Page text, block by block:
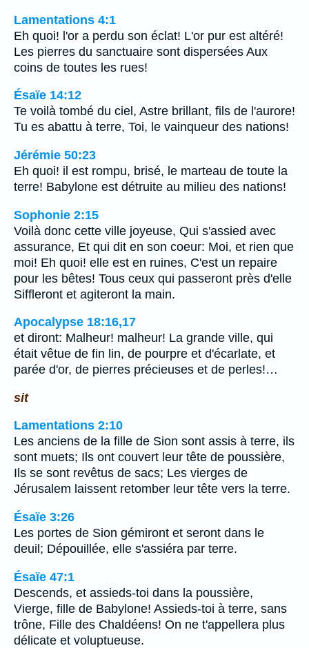
Lamentations 4:1
Eh quoi! l'or a perdu son éclat! L'or pur est altéré!
Les pierres du sanctuaire sont dispersées Aux
coins de toutes les rues!
Ésaïe 14:12
Te voilà tombé du ciel, Astre brillant, fils de l'aurore!
Tu es abattu à terre, Toi, le vainqueur des nations!
Jérémie 50:23
Eh quoi! il est rompu, brisé, le marteau de toute la
terre! Babylone est détruite au milieu des nations!
Sophonie 2:15
Voilà donc cette ville joyeuse, Qui s'assied avec
assurance, Et qui dit en son coeur: Moi, et rien que
moi! Eh quoi! elle est en ruines, C'est un repaire
pour les bêtes! Tous ceux qui passeront près d'elle
Siffleront et agiteront la main.
Apocalypse 18:16,17
et diront: Malheur! malheur! La grande ville, qui
était vêtue de fin lin, de pourpre et d'écarlate, et
parée d'or, de pierres précieuses et de perles!…
sit
Lamentations 2:10
Les anciens de la fille de Sion sont assis à terre, ils
sont muets; Ils ont couvert leur tête de poussière,
Ils se sont revêtus de sacs; Les vierges de
Jérusalem laissent retomber leur tête vers la terre.
Ésaïe 3:26
Les portes de Sion gémiront et seront dans le
deuil; Dépouillée, elle s'assiéra par terre.
Ésaïe 47:1
Descends, et assieds-toi dans la poussière,
Vierge, fille de Babylone! Assieds-toi à terre, sans
trône, Fille des Chaldéens! On ne t'appellera plus
délicate et voluptueuse.